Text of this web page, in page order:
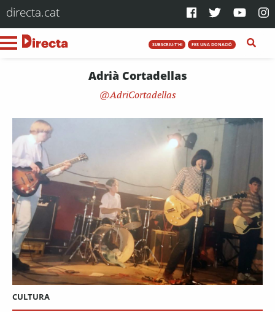
directa.cat
SUBSCRIU-T'HI FES UNA DONACIÓ
Adrià Cortadellas
AdriCortadellas
CULTURA